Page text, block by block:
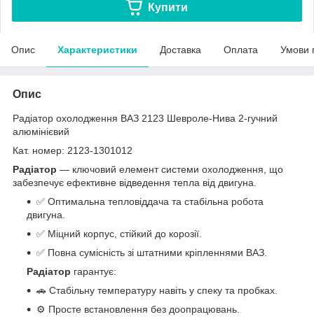
Купити
Опис Характеристики Доставка Оплата Умови
Опис
Радіатор охолодження ВАЗ 2123 Шевроле-Нива 2-гучний
алюмінієвий
Кат. номер: 2123-1301012
Радіатор — ключовий елемент системи охолодження, що
забезпечує ефективне відведення тепла від двигуна.
✅ Оптимальна тепловіддача та стабільна робота
двигуна.
✅ Міцний корпус, стійкий до корозії.
✅ Повна сумісність зі штатними кріпленнями ВАЗ.
Радіатор гарантує:
🚗 Стабільну температуру навіть у спеку та пробках.
⚙️ Просте встановлення без доопрацювань.